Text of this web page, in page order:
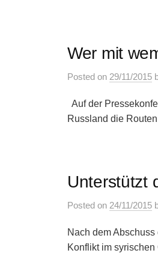
Wer mit
Posted on 29/11/2015
Auf der
Russland die
Unterstützt
Posted on 24/11/2015
Nach dem
Konflikt im